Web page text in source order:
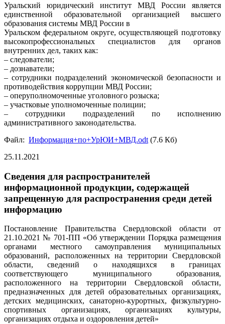
Уральский юридический институт МВД России является
единственной образовательной организацией высшего
образования системы МВД России в
Уральском федеральном округе, осуществляющей подготовку
высокопрофессиональных специалистов для органов
внутренних дел, таких как:
– следователи;
– дознаватели;
– сотрудники подразделений экономической безопасности и
противодействия коррупции МВД России;
– оперуполномоченные уголовного розыска;
– участковые уполномоченные полиции;
– сотрудники подразделений по исполнению
административного законодательства.
Файл: Информация+по+УрЮИ+МВД.odt (7.6 Кб)
25.11.2021
Сведения для распространителей
информационной продукции, содержащей
запрещенную для распространения среди детей
информацию
Постановление Правительства Свердловской области от
21.10.2021 № 701-ПП «Об утверждении Порядка размещения
органами местного самоуправления муниципальных
образований, расположенных на территории Свердловской
области, сведений о находящихся в границах
соответствующего муниципального образования,
расположенного на территории Свердловской области,
предназначенных для детей образовательных организациях,
детских медицинских, санаторно-курортных, физкультурно-
спортивных организациях, организациях культуры,
организациях отдыха и оздоровления детей»